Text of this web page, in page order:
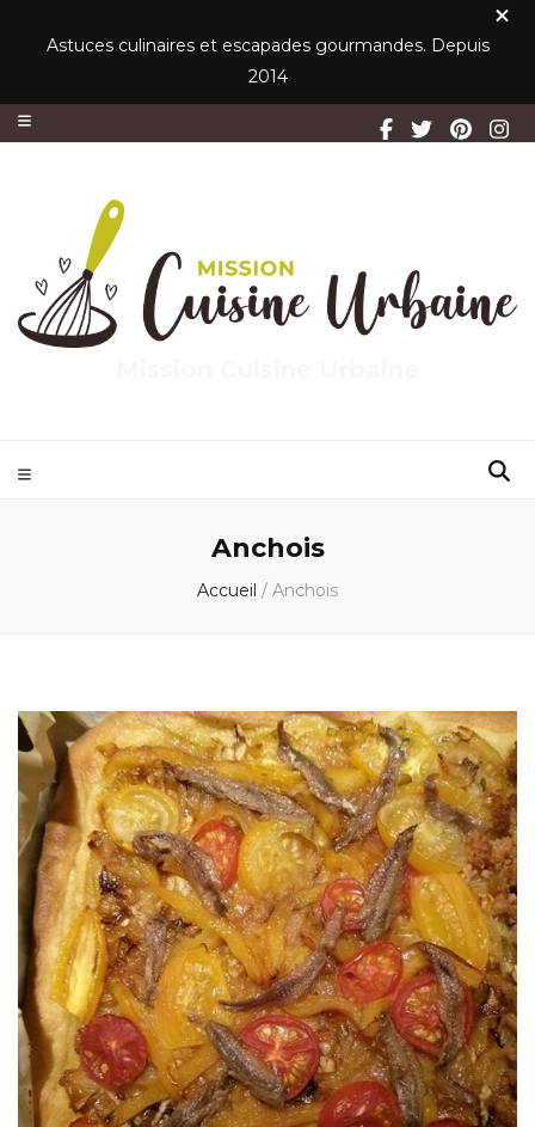
Astuces culinaires et escapades gourmandes. Depuis
2014
Anchois
Accueil / Anchois